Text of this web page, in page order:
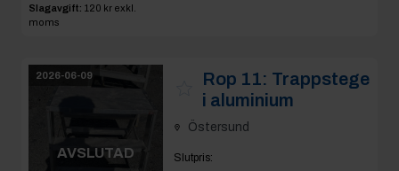
Slagavgift: 120 kr exkl.
moms
2026-06-09
AVSLUTAD
Rop 11: Trappstege
i aluminium
Östersund
Slutpris: